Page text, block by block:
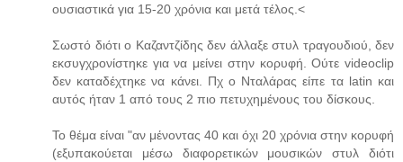
ουσιαστικά για 15-20 χρόνια και μετά τέλος.<
Σωστό διότι ο Καζαντζίδης δεν άλλαξε στυλ τραγουδιού, δεν
εκσυγχρονίστηκε για να μείνει στην κορυφή. Ούτε videoclip
δεν καταδέχτηκε να κάνει. Πχ ο Νταλάρας είπε τα latin και
αυτός ήταν 1 από τους 2 πιο πετυχημένους του δίσκους.
Το θέμα είναι "αν μένοντας 40 και όχι 20 χρόνια στην κορυφή
(εξυπακούεται μέσω διαφορετικών μουσικών στυλ διότι